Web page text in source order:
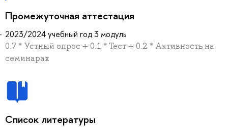
Промежуточная аттестация
2023/2024 учебный год 3 модуль
0.7 * Устный опрос + 0.1 * Тест + 0.2 * Активность на
семинарах
Список литературы